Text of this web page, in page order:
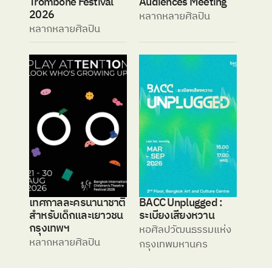
2026
หลากหลายศิลปิน
หลากหลายศิลปิน
เทศกาลละครนานาชาติ
สำหรับเด็กและเยาวชน
กรุงเทพฯ
หลากหลายศิลปิน
BACC Unplugged :
ระเบียงเสียงหวาน
หอศิลปวัฒนธรรมแห่ง
กรุงเทพมหานคร